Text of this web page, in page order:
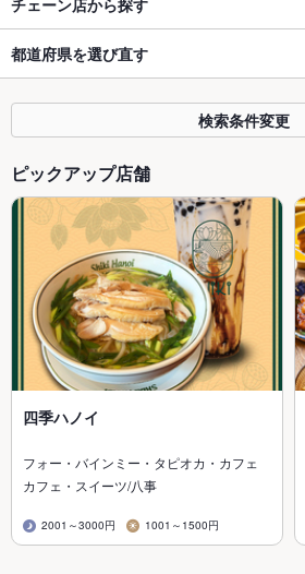
都道府県を選び直す
検索条件変更
ピックアップ店舗
四季ハノイ
フォー・バインミー・タピオカ・カフェ
カフェ・スイーツ/八事
2001～3000円 1001～1500円